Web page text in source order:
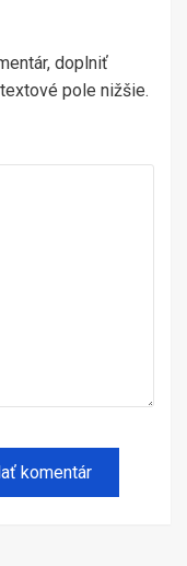
doplniť
pole nižšie.